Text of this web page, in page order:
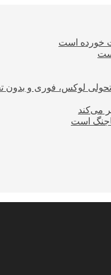
خورده است
تحولی لوکس، فوری و
می‌کند
است